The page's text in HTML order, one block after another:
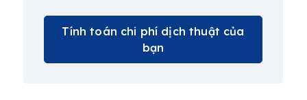
Tính toán chi phí dịch thuật của
bạn